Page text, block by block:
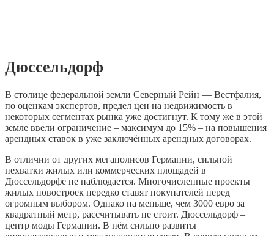
Дюссельдорф
В столице федеральной земли Северный Рейн — Вестфалия,
по оценкам экспертов, предел цен на недвижимость в
некоторых сегментах рынка уже достигнут. К тому же в этой
земле ввели ограничение – максимум до 15% – на повышения
арендных ставок в уже заключённых арендных договорах.
В отличии от других мегаполисов Германии, сильной
нехватки жилых или коммерческих площадей в
Дюссельдорфе не наблюдается. Многочисленные проекты
жилых новостроек нередко ставят покупателей перед
огромным выбором. Однако на меньше, чем 3000 евро за
квадратный метр, рассчитывать не стоит. Дюссельдорф –
центр моды Германии. В нём сильно развиты